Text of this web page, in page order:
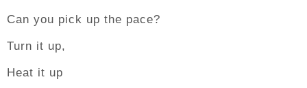
Can you pick up the pace?
Turn it up,
Heat it up